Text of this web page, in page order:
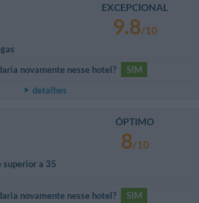
EXCEPCIONAL
9.8/10
novamente nesse hotel?
SIM
detalhes
superior a 35
ÓPTIMO
8/10
novamente nesse hotel?
SIM